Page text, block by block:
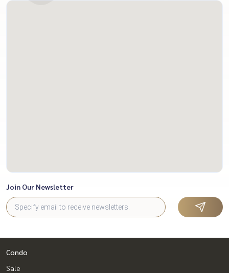
Join Our Newsletter
Condo
Sale